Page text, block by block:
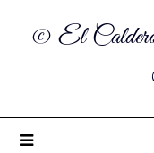
© El